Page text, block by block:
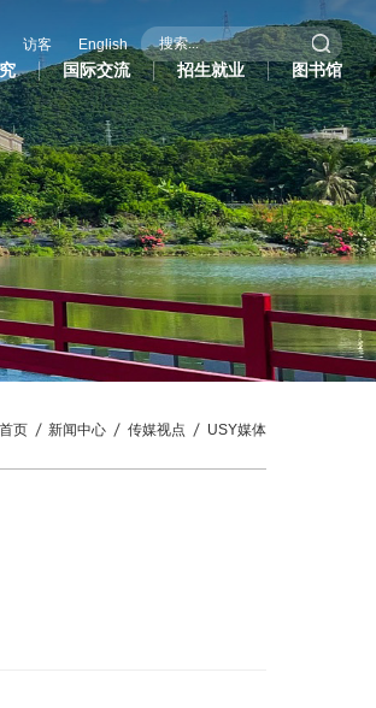
访客 English
国际交流 招生就业 图书馆
招生就业
招生信息
就业服务
研究生招生
图书馆
首页 新闻中心 传媒视点 USY媒体